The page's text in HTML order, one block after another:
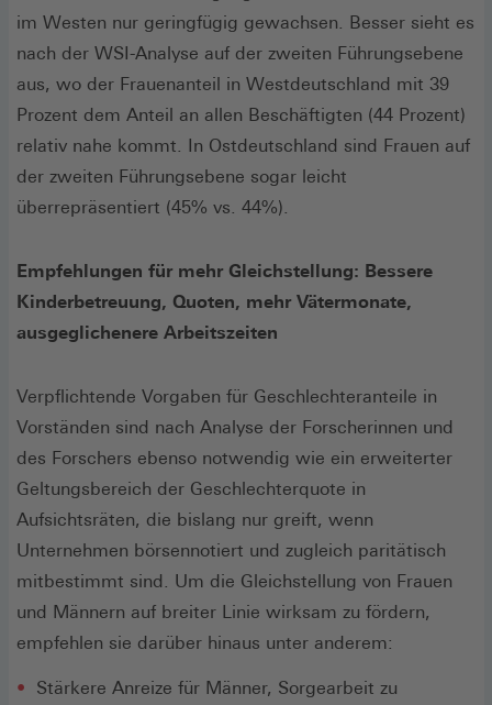
im Westen nur geringfügig gewachsen. Besser sieht es
nach der WSI-Analyse auf der zweiten Führungsebene
aus, wo der Frauenanteil in Westdeutschland mit 39
Prozent dem Anteil an allen Beschäftigten (44 Prozent)
relativ nahe kommt. In Ostdeutschland sind Frauen auf
der zweiten Führungsebene sogar leicht
überrepräsentiert (45% vs. 44%).
Empfehlungen für mehr Gleichstellung: Bessere
Kinderbetreuung, Quoten, mehr Vätermonate,
ausgeglichenere Arbeitszeiten
Verpflichtende Vorgaben für Geschlechteranteile in
Vorständen sind nach Analyse der Forscherinnen und
des Forschers ebenso notwendig wie ein erweiterter
Geltungsbereich der Geschlechterquote in
Aufsichtsräten, die bislang nur greift, wenn
Unternehmen börsennotiert und zugleich paritätisch
mitbestimmt sind. Um die Gleichstellung von Frauen
und Männern auf breiter Linie wirksam zu fördern,
empfehlen sie darüber hinaus unter anderem:
Stärkere Anreize für Männer, Sorgearbeit zu